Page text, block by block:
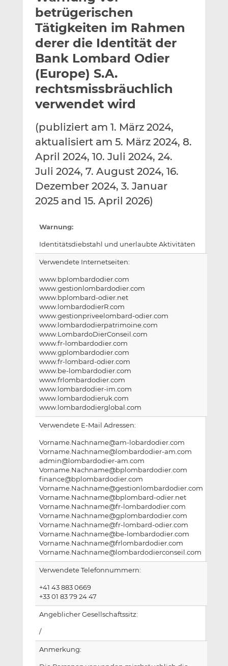
l
a
n
n
k
e
d
I
t
e
i
e
n
c
e
b
o
o
t
e
i
n
betrügerischen
Tätigkeiten im Rahmen
derer die Identität der
Bank Lombard Odier
(Europe) S.A.
rechtsmissbräuchlich
verwendet wird
(publiziert am 1. März 2024,
aktualisiert am 5. März 2024, 8.
April 2024, 10. Juli 2024, 24.
Juli 2024, 7. August 2024, 16.
Dezember 2024, 3. Januar
2025 and 15. April 2026)
Warnung:
Identitätsdiebstahl und unerlaubte Aktivitäten
Verwendete Internetseiten:
www.bplombardodier.com
www.gestionlombardodier.com
www.bplombard-odier.net
www.lombardodierR.com
www.gestionpriveelombard-odier.com
www.lombardodierpatrimoine.com
www.LombardoDierConseil.com
www.fr-lombardodier.com
www.gplombardodier.com
www.fr-lombard-odier.com
www.be-lombardodier.com
www.frlombardodier.com
www.lombardodier-im.com
www.lombardodieruk.com
www.lombardodierglobal.com
Verwendete E-Mail Adressen:
Vorname.Nachname@am-lobardodier.com
Vorname.Nachname@lombardodier-am.com
admin@lombardodier-am.com
Vorname.Nachname@bplombardodier.com
finance@bplombardodier.com
Vorname.Nachname@gestionlombardodier.com
Vorname.Nachname@bplombard-odier.net
Vorname.Nachname@fr-lombardodier.com
Vorname.Nachname@gplombardodier.com
Vorname.Nachname@fr-lombard-odier.com
Vorname.Nachname@be-lombardodier.com
Vorname.Nachname@frlombardodier.com
Vorname.Nachname@lombardodierconseil.com
Verwendete Telefonnummern:
+41 43 883 0669
+33 01 83 79 24 47
Angeblicher Gesellschaftssitz:
/
Anmerkung: